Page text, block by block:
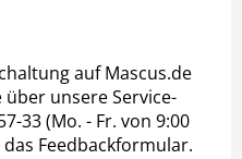
auf Mascus.de
unsere Service-
33 (Mo. - Fr. von 9:00
Feedbackformular.